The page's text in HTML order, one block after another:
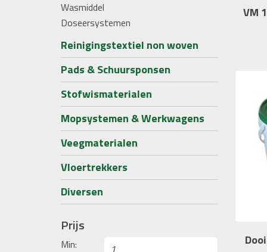
Wasmiddel
Doseersystemen
Reinigingstextiel non woven
Pads & Schuursponsen
Stofwismaterialen
Mopsystemen & Werkwagens
Veegmaterialen
Vloertrekkers
Diversen
Prijs
Min:
VM